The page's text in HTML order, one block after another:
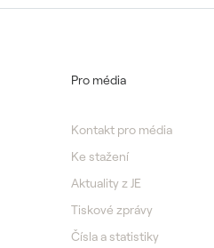
Pro média
Kontakt pro média
Ke stažení
Aktuality z JE
Tiskové zprávy
Čísla a statistiky